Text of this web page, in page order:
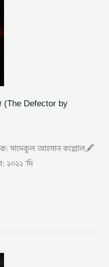
(The Defector by
সাদেকুল আহসান কল্লোল🖋️
২০২২ ‘দি